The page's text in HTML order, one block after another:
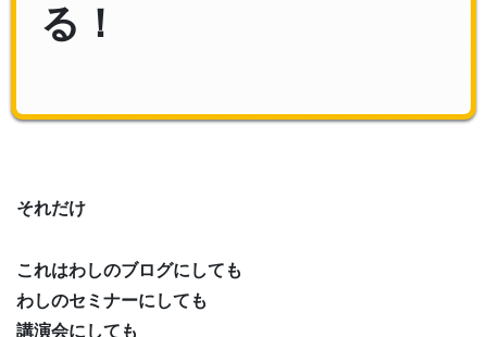
る！
それだけ
これはわしのブログにしても
わしのセミナーにしても
講演会にしても